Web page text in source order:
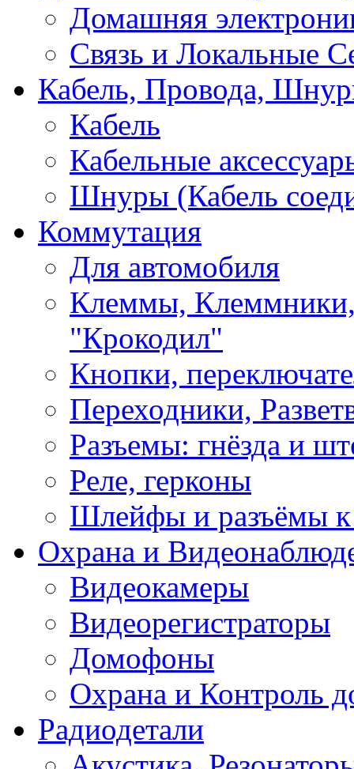
Домашняя
Связь и Локальные
Кабель, Провода,
Кабель
Кабельные
Шнуры (Кабель
Коммутация
Для автомобиля
Клеммы,
"Крокодил"
Кнопки,
Переходники,
Разъемы: гнёзда и
Реле, герконы
Шлейфы и разъёмы
Охрана и
Видеокамеры
Видеорегистраторы
Домофоны
Охрана и Контроль
Радиодетали